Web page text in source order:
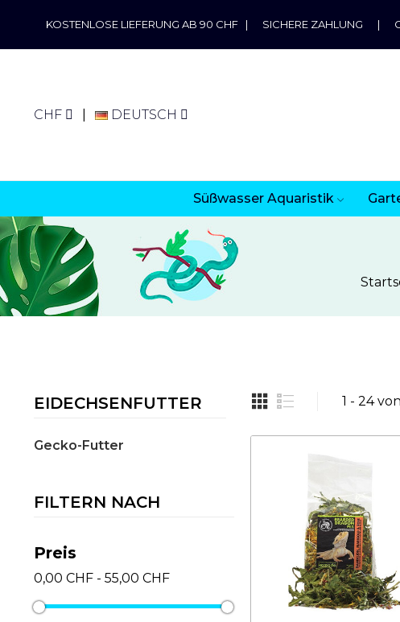
KOSTENLOSE LIEFERUNG AB 90 CHF | SICHERE ZAHLUNG |
CHF DEUTSCH
Süßwasser Aquaristik
EIDECHSENFUTTER
Gecko-Futter
FILTERN NACH
Preis
0,00 CHF - 55,00 CHF
1 - 24